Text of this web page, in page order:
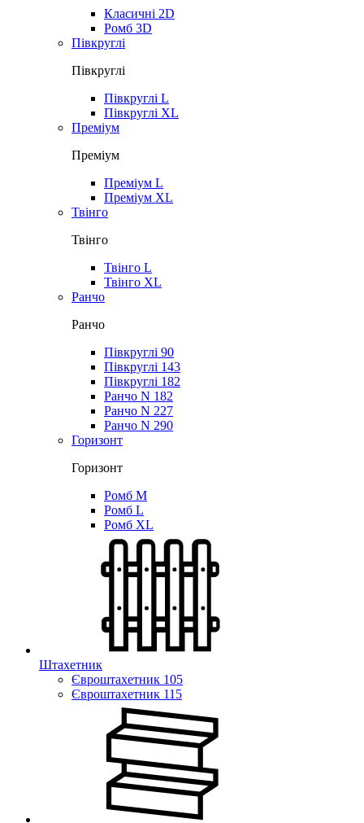
Класичні 2D
Ромб 3D
Півкруглі
Півкруглі
Півкруглі L
Півкруглі XL
Преміум
Преміум
Преміум L
Преміум XL
Твінго
Твінго
Твінго L
Твінго XL
Ранчо
Ранчо
Півкруглі 90
Півкруглі 143
Півкруглі 182
Ранчо N 182
Ранчо N 227
Ранчо N 290
Горизонт
Горизонт
Ромб M
Ромб L
Ромб XL
Штахетник
Євроштахетник 105
Євроштахетник 115